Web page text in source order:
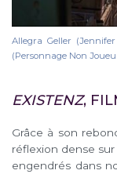
Allegra Geller
(Personnage Non
EXISTENZ,
Grâce à son
réflexion dense
engendrés dans